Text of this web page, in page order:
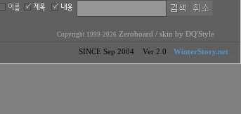
Copyright 1999-2026 Zeroboard / skin by DQ'Style
SINCE Sep 2004 Ver 2.0 WinterStory.net